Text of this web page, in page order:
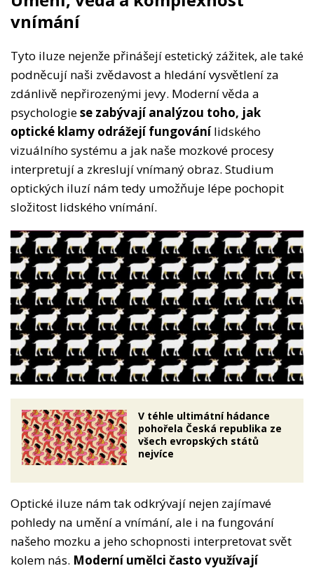
vnímání
Tyto iluze nejenže přinášejí estetický zážitek, ale také
podněcují naši zvědavost a hledání vysvětlení za
zdánlivě nepřirozenými jevy. Moderní věda a
psychologiese zabývají analýzou toho, jak
optické klamy odrážejí fungovánílidského
vizuálního systému a jak naše mozkové procesy
interpretují a zkreslují vnímaný obraz. Studium
optických iluzí nám tedy umožňuje lépe pochopit
složitost lidského vnímání.
V téhle ultimátní hádance
pohořela Česká republika ze
všech evropských států
nejvíce
Optické iluze nám tak odkrývají nejen zajímavé
pohledy na umění a vnímání, ale i na fungování
našeho mozku a jeho schopnosti interpretovat svět
kolem nás. Moderní umělci často využívají